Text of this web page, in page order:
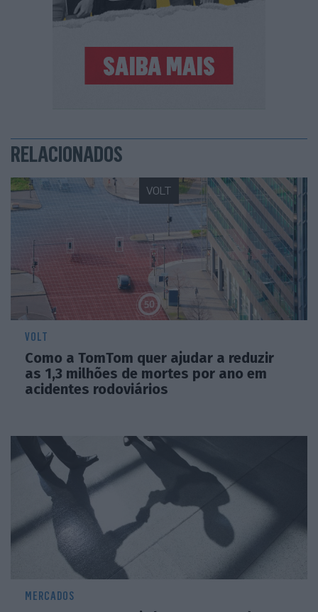
RELACIONADOS
VOLT
VOLT
Como a TomTom quer ajudar a reduzir
as 1,3 milhões de mortes por ano em
acidentes rodoviários
MERCADOS